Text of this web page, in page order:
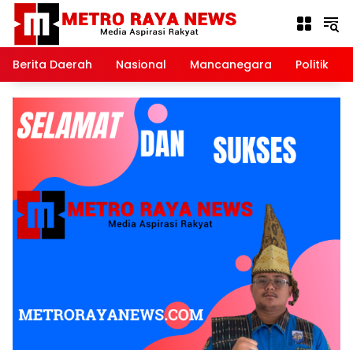
Langsung
konten
Berita Daerah
Nasional Mancanegara Politik